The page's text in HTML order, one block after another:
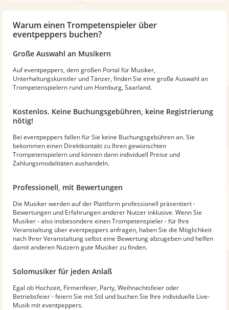
Warum einen Trompetenspieler über
eventpeppers buchen?
Große Auswahl an Musikern
Auf eventpeppers, dem großen Portal für Musiker,
Unterhaltungskünstler und Tänzer, finden Sie eine große Auswahl an
Trompetenspielern rund um Homburg, Saarland.
Kostenlos. Keine Buchungsgebühren, keine Registrierung
nötig!
Bei eventpeppers fallen für Sie keine Buchungsgebühren an. Sie
bekommen einen Direktkontakt zu Ihren gewünschten
Trompetenspielern und können dann individuell Preise und
Zahlungsmodalitäten aushandeln.
Professionell, mit Bewertungen
Die Musiker werden auf der Plattform professionell präsentiert -
Bewertungen und Erfahrungen anderer Nutzer inklusive. Wenn Sie
Musiker - also insbesondere einen Trompetenspieler - für Ihre
Veranstaltung über eventpeppers anfragen, haben Sie die Möglichkeit
nach Ihrer Veranstaltung selbst eine Bewertung abzugeben und helfen
damit anderen Nutzern gute Musiker zu finden.
Solomusiker für jeden Anlaß
Egal ob Hochzeit, Firmenfeier, Party, Weihnachtsfeier oder
Betriebsfeier - feiern Sie mit Stil und buchen Sie Ihre individuelle Live-
Musik mit eventpeppers.